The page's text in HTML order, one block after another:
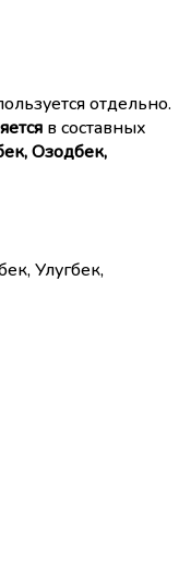
отдельно.
в составных
Озодбек,
Улугбек,